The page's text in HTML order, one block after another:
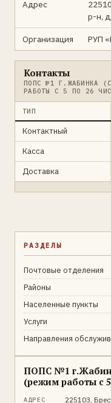
Адрес
р-н,
Организация РУП
Контакты
ПОПС №1 Г.ЖАБИНКА
РАБОТЫ С 5 ПО 26
ТИП
Контактный
Касса
Доставка
РАЗДЕЛЫ
Почтовые отделения
Районы
Населенные пункты
Услуги
Направления
ПОПС №1
(режим работы с
АДРЕС
225103,